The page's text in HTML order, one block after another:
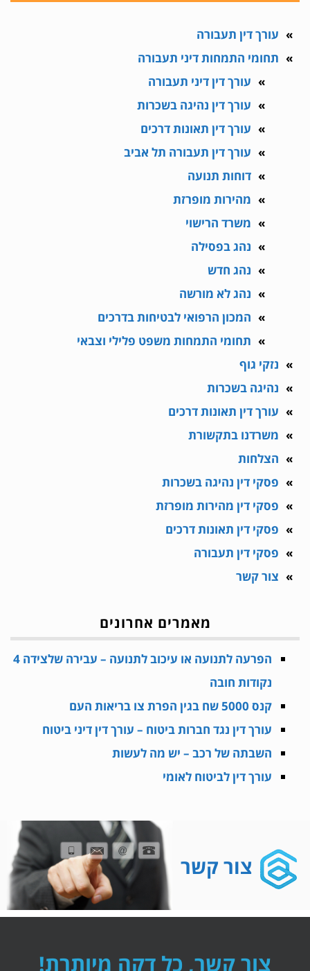
עורך דין תעבורה
תחומי התמחות דיני תעבורה
עורך דין דיני תעבורה
עורך דין נהיגה בשכרות
עורך דין תאונות דרכים
עורך דין תעבורה תל אביב
דוחות תנועה
מהירות מופרזת
משרד הרישוי
נהג בפסילה
נהג חדש
נהג לא מורשה
המכון הרפואי לבטיחות בדרכים
תחומי התמחות משפט פלילי וצבאי
נזקי גוף
נהיגה בשכרות
עורך דין תאונות דרכים
משרדנו בתקשורת
הצלחות
פסקי דין נהיגה בשכרות
פסקי דין מהירות מופרזת
פסקי דין תאונות דרכים
פסקי דין תעבורה
צור קשר
מאמרים אחרונים
הפרעה לתנועה או עיכוב לתנועה – עבירה שלצידה 4
נקודות חובה
קנס 5000 שח בגין הפרת צו בריאות העם
עורך דין נגד חברות ביטוח – עורך דין דיני ביטוח
השבתה של רכב – יש מה לעשות
עורך דין לביטוח לאומי
צור קשר
צור קשר, כל דקה מיותרת!